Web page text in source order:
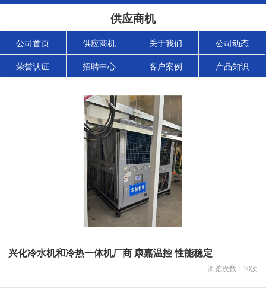
供应商机
公司首页 供应商机 关于我们 公司动态
荣誉认证 招聘中心 客户案例 产品知识
兴化冷水机和冷热一体机厂商 康嘉温控 性能稳定
浏览次数： 70次